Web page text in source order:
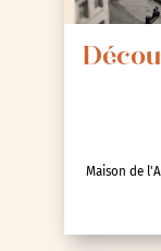
Maison de